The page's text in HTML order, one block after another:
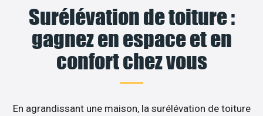
Surélévation de toiture :
gagnez en espace et en
confort chez vous
En agrandissant une maison, la surélévation de toiture